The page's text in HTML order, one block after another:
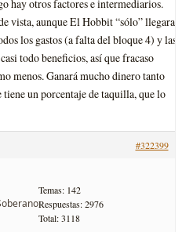
hay otros factores e intermediarios.
vista, aunque El Hobbit “sólo” llegara
los gastos (a falta del bloque 4) y las
todo beneficios, así que fracaso
menos. Ganará mucho dinero tanto
tiene un porcentaje de taquilla, que lo
#322399
Temas: 142
Respuestas: 2976
Total: 3118